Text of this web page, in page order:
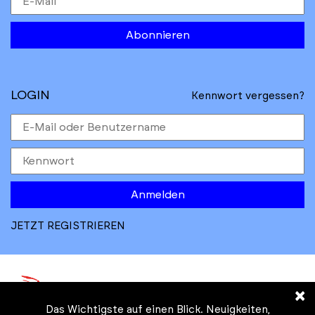
Abonnieren
LOGIN Kennwort vergessen?
Anmelden
JETZT REGISTRIEREN
×
Das Wichtigste auf einen Blick. Neuigkeiten,